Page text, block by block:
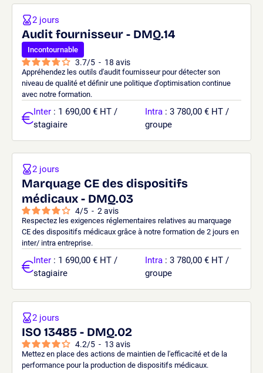
Audit fournisseur - DMQ.14
Incontournable
3.7/5 - 18 avis
Appréhendez les outils d'audit fournisseur pour détecter son
niveau de qualité et définir une politique d'optimisation continue
avec notre formation.
2 jours
Inter : 1 690,00 € HT /
stagiaire
Intra : 3 780,00 € HT /
groupe
Marquage CE des dispositifs
médicaux - DMQ.03
4/5 - 2 avis
Respectez les exigences réglementaires relatives au marquage
CE des dispositifs médicaux grâce à notre formation de 2 jours en
inter/ intra entreprise.
2 jours
Inter : 1 690,00 € HT /
stagiaire
Intra : 3 780,00 € HT /
groupe
ISO 13485 - DMQ.02
4.2/5 - 13 avis
Mettez en place des actions de maintien de l'efficacité et de la
performance pour la production de dispositifs médicaux.
2 jours